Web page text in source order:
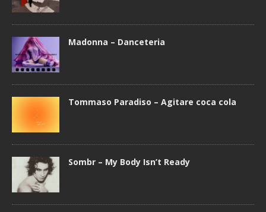
Madonna – Danceteria
Tommaso Paradiso – Agitare coca cola
Sombr – My Body Isn’t Ready